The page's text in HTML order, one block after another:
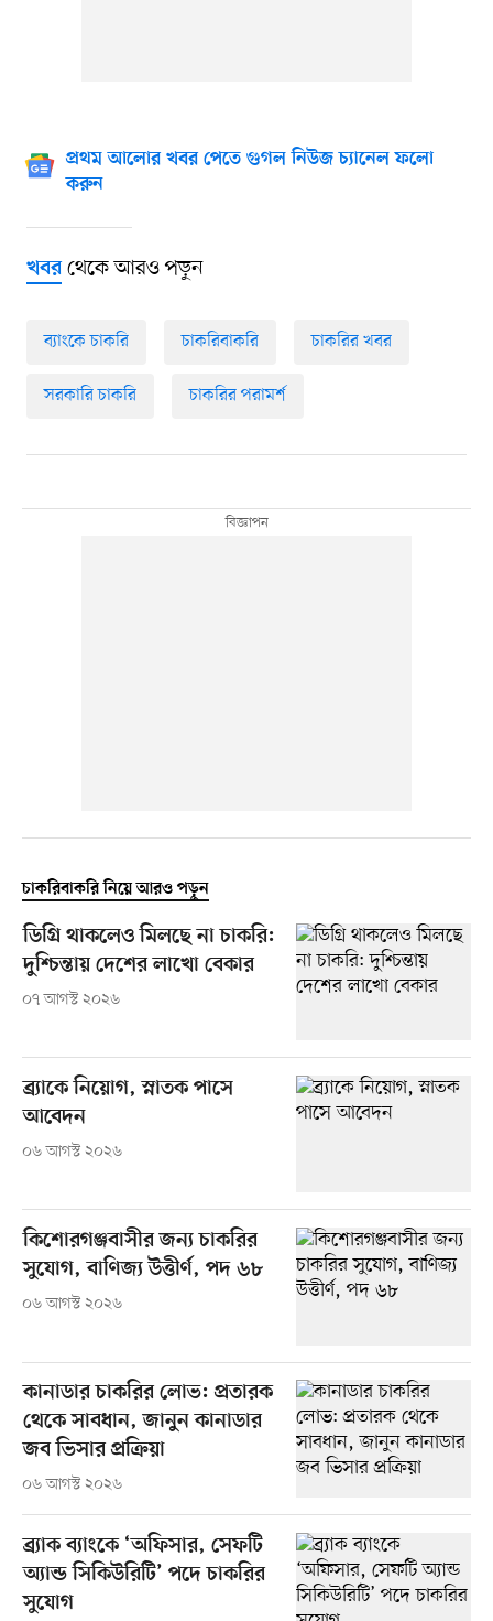
প্রথম আলোর খবর পেতে গুগল নিউজ চ্যানেল ফলো
করুন
খবরথেকে আরও পড়ুন
ব্যাংকে চাকরি চাকরিবাকরি চাকরির খবর
সরকারি চাকরি চাকরির পরামর্শ
চাকরিবাকরি নিয়ে আরও পড়ুন
ডিগ্রি থাকলেও মিলছে না চাকরি:
দুশ্চিন্তায় দেশের লাখো বেকার
০৭ আগস্ট ২০২৬
ব্র্যাকে নিয়োগ, স্নাতক পাসে
আবেদন
০৬ আগস্ট ২০২৬
কিশোরগঞ্জবাসীর জন্য চাকরির
সুযোগ, বাণিজ্য উত্তীর্ণ, পদ ৬৮
০৬ আগস্ট ২০২৬
কানাডার চাকরির লোভ: প্রতারক
থেকে সাবধান, জানুন কানাডার
জব ভিসার প্রক্রিয়া
০৬ আগস্ট ২০২৬
ব্র্যাক ব্যাংকে ‘অফিসার, সেফটি
অ্যান্ড সিকিউরিটি’ পদে চাকরির
সুযোগ